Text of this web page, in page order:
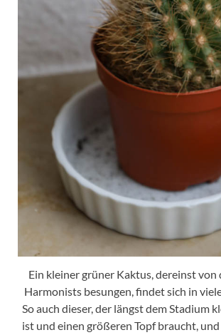
Ein kleiner grüner Kaktus, dereinst von
Harmonists besungen, findet sich in
So auch dieser, der längst dem Stadium
ist und einen größeren Topf braucht,